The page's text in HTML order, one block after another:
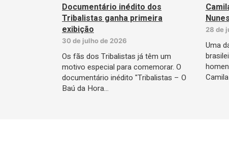
Documentário inédito dos
Tribalistas ganha primeira
exibição
30 de julho de 2026
Os fãs dos Tribalistas já têm um
motivo especial para comemorar. O
documentário inédito "Tribalistas – O
Baú da Hora…
28 de
Uma